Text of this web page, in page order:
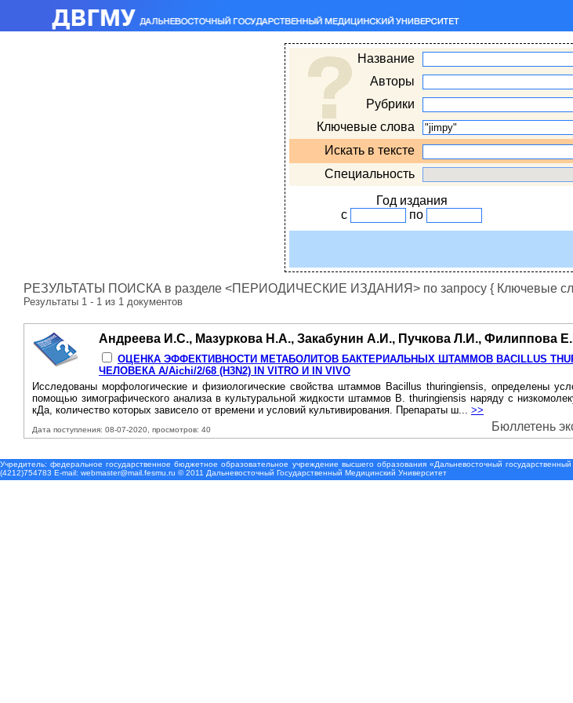
Название
Авторы
Рубрики
Ключевые слова
Искать в тексте
Специальность
Год издания
с
по
РЕЗУЛЬТАТЫ ПОИСКА в разделе <ПЕРИОДИЧЕСКИЕ ИЗДАНИЯ> по запросу { Ключевые
Результаты 1 - 1 из 1 документов
Андреева И.С., Мазуркова Н.А., Закабунин А.И., Пучкова Л.И., Филиппова
ОЦЕНКА ЭФФЕКТИВНОСТИ МЕТАБОЛИТОВ БАКТЕРИАЛЬНЫХ ШТАММОВ BACILLUS
ЧЕЛОВЕКА A/Aichi/2/68 (H3N2) IN VITRO И IN VIVO
Исследованы морфологические и физиологические свойства штаммов Bacillus thuringiensis, определены
помощью зимографического анализа в культуральной жидкости штаммов В. thuringiensis наряду с
кДа, количество которых зависело от времени и условий культивирования. Препараты ш... >>
Дата поступления: 08-07-2020, просмотров: 40 Бюллетень
Учредитель: федеральное государственное бюджетное образовательное учреждение высшего образования «Дальневосточный
(4212)754783 Е-mail: webmaster@mail.fesmu.ru © 2011 Дальневосточный Государственный Медицинский Университет